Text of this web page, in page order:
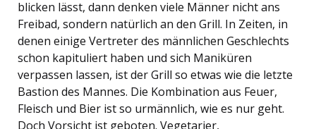
blicken lässt, dann denken viele Männer nicht ans
Freibad, sondern natürlich an den Grill. In Zeiten, in
denen einige Vertreter des männlichen Geschlechts
schon kapituliert haben und sich Maniküren
verpassen lassen, ist der Grill so etwas wie die letzte
Bastion des Mannes. Die Kombination aus Feuer,
Fleisch und Bier ist so urmännlich, wie es nur geht.
Doch Vorsicht ist geboten. Vegetarier,